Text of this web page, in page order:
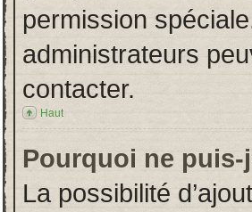
permission
administrateurs
contacter.
Haut
Pourquoi ne
La possibilité